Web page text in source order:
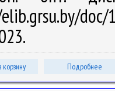
корзину Подробнее